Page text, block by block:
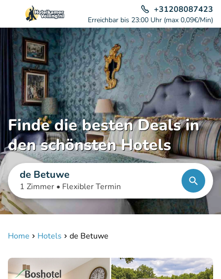
+31208087423
Erreichbar bis 23:00 Uhr (max 0,09€/Min)
Finde die besten Deals in
den schönsten Hotels
de Betuwe
1 Zimmer • Flexibler Termin
Home Hotels de Betuwe